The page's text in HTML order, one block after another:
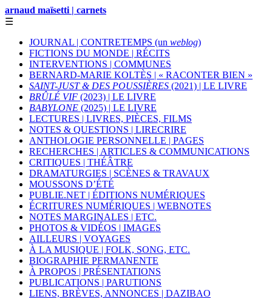
arnaud maïsetti | carnets
☰
JOURNAL | CONTRETEMPS (un weblog)
FICTIONS DU MONDE | RÉCITS
INTERVENTIONS | COMMUNES
BERNARD-MARIE KOLTÈS | « RACONTER BIEN »
SAINT-JUST & DES POUSSIÈRES (2021) | LE LIVRE
BRÛLÉ VIF (2023) | LE LIVRE
BABYLONE (2025) | LE LIVRE
LECTURES | LIVRES, PIÈCES, FILMS
NOTES & QUESTIONS | LIRECRIRE
ANTHOLOGIE PERSONNELLE | PAGES
RECHERCHES | ARTICLES & COMMUNICATIONS
CRITIQUES | THÉÂTRE
DRAMATURGIES | SCÈNES & TRAVAUX
MOUSSONS D’ÉTÉ
PUBLIE.NET | ÉDITIONS NUMÉRIQUES
ÉCRITURES NUMÉRIQUES | WEBNOTES
NOTES MARGINALES | ETC.
PHOTOS & VIDÉOS | IMAGES
AILLEURS | VOYAGES
À LA MUSIQUE | FOLK, SONG, ETC.
BIOGRAPHIE PERMANENTE
À PROPOS | PRÉSENTATIONS
PUBLICATIONS | PARUTIONS
LIENS, BRÈVES, ANNONCES | DAZIBAO